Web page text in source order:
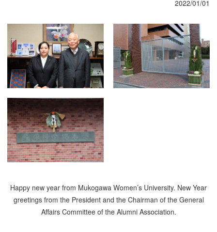
2022/01/01
Happy new year from Mukogawa Women’s University. New Year
greetings from the President and the Chairman of the General
Affairs Committee of the Alumni Association.